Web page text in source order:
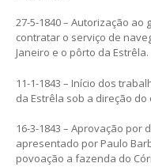
27-5-1840 – Autorização ao
contratar o serviço de
Janeiro e o pôrto da Estrêla.
11-1-1843 – Início dos
da Estrêla sob a direção
16-3-1843 – Aprovação por
apresentado por Paulo
povoação a fazenda do